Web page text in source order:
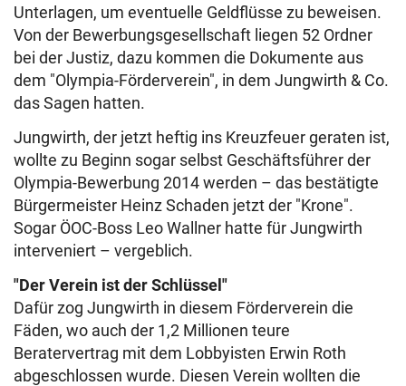
Unterlagen, um eventuelle Geldflüsse zu beweisen.
Von der Bewerbungsgesellschaft liegen 52 Ordner
bei der Justiz, dazu kommen die Dokumente aus
dem "Olympia-Förderverein", in dem Jungwirth & Co.
das Sagen hatten.
Jungwirth, der jetzt heftig ins Kreuzfeuer geraten ist,
wollte zu Beginn sogar selbst Geschäftsführer der
Olympia-Bewerbung 2014 werden – das bestätigte
Bürgermeister Heinz Schaden jetzt der "Krone".
Sogar ÖOC-Boss Leo Wallner hatte für Jungwirth
interveniert – vergeblich.
"Der Verein ist der Schlüssel"
Dafür zog Jungwirth in diesem Förderverein die
Fäden, wo auch der 1,2 Millionen teure
Beratervertrag mit dem Lobbyisten Erwin Roth
abgeschlossen wurde. Diesen Verein wollten die